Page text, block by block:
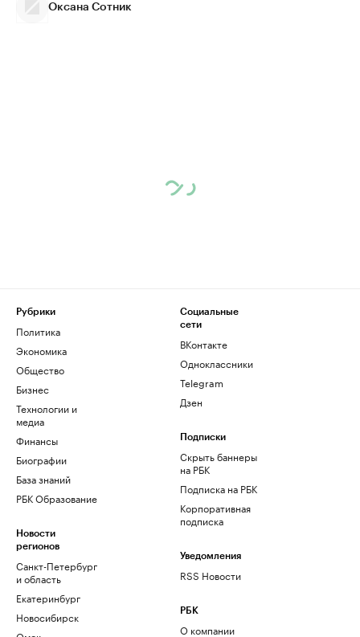
Оксана Сотник
Рубрики
Политика
Экономика
Общество
Бизнес
Технологии и
медиа
Финансы
Биографии
База знаний
РБК Образование
Новости
регионов
Санкт-Петербург
и область
Екатеринбург
Новосибирск
Социальные
сети
ВКонтакте
Одноклассники
Telegram
Дзен
Подписки
Скрыть баннеры
на РБК
Подписка на РБК
Корпоративная
подписка
Уведомления
RSS Новости
РБК
О компании